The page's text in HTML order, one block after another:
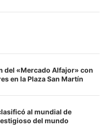
del «Mercado Alfajor» con
en la Plaza San Martín
al mundial de
del mundo